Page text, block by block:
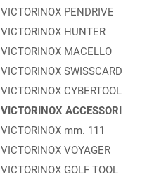
VICTORINOX PENDRIVE
VICTORINOX HUNTER
VICTORINOX MACELLO
VICTORINOX SWISSCARD
VICTORINOX CYBERTOOL
VICTORINOX ACCESSORI
VICTORINOX mm. 111
VICTORINOX VOYAGER
VICTORINOX GOLF TOOL